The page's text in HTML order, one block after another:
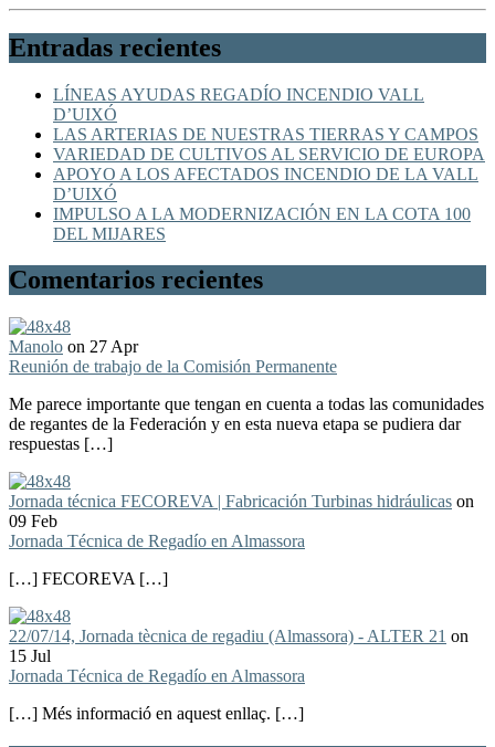
Entradas recientes
LÍNEAS AYUDAS REGADÍO INCENDIO VALL
D’UIXÓ
LAS ARTERIAS DE NUESTRAS TIERRAS Y CAMPOS
VARIEDAD DE CULTIVOS AL SERVICIO DE EUROPA
APOYO A LOS AFECTADOS INCENDIO DE LA VALL
D’UIXÓ
IMPULSO A LA MODERNIZACIÓN EN LA COTA 100
DEL MIJARES
Comentarios recientes
Manolo on 27 Apr
Reunión de trabajo de la Comisión Permanente
Me parece importante que tengan en cuenta a todas las comunidades
de regantes de la Federación y en esta nueva etapa se pudiera dar
respuestas […]
Jornada técnica FECOREVA | Fabricación Turbinas hidráulicas on
09 Feb
Jornada Técnica de Regadío en Almassora
[…] FECOREVA […]
22/07/14, Jornada tècnica de regadiu (Almassora) - ALTER 21 on
15 Jul
Jornada Técnica de Regadío en Almassora
[…] Més informació en aquest enllaç. […]